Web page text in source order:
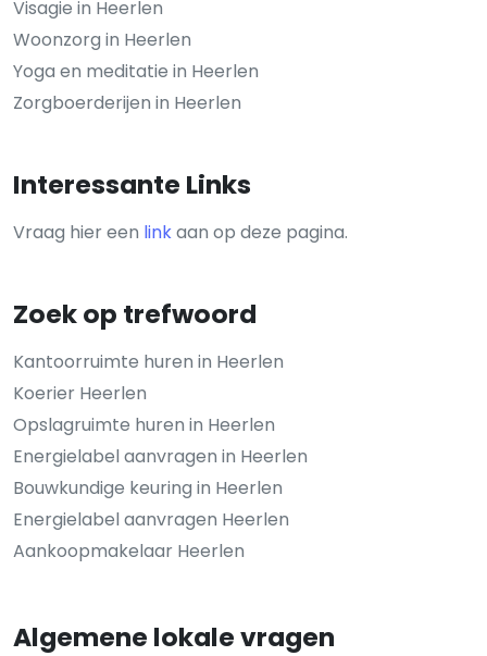
Visagie in Heerlen
Woonzorg in Heerlen
Yoga en meditatie in Heerlen
Zorgboerderijen in Heerlen
Interessante Links
Vraag hier een linkaan op deze pagina.
Zoek op trefwoord
Kantoorruimte huren in Heerlen
Koerier Heerlen
Opslagruimte huren in Heerlen
Energielabel aanvragen in Heerlen
Bouwkundige keuring in Heerlen
Energielabel aanvragen Heerlen
Aankoopmakelaar Heerlen
Algemene lokale vragen